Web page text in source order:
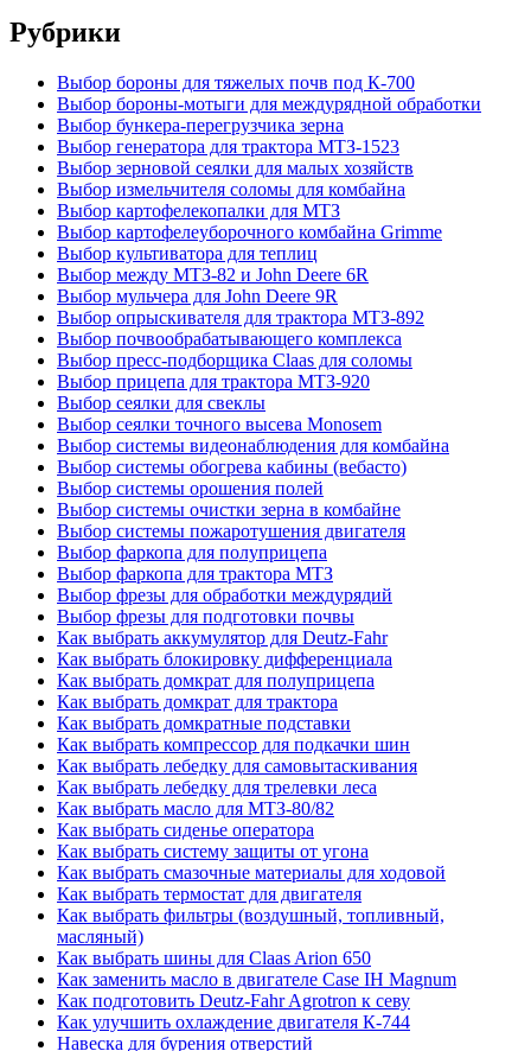
Рубрики
Выбор бороны для тяжелых почв под К-700
Выбор бороны-мотыги для междурядной обработки
Выбор бункера-перегрузчика зерна
Выбор генератора для трактора МТЗ-1523
Выбор зерновой сеялки для малых хозяйств
Выбор измельчителя соломы для комбайна
Выбор картофелекопалки для МТЗ
Выбор картофелеуборочного комбайна Grimme
Выбор культиватора для теплиц
Выбор между МТЗ-82 и John Deere 6R
Выбор мульчера для John Deere 9R
Выбор опрыскивателя для трактора МТЗ-892
Выбор почвообрабатывающего комплекса
Выбор пресс-подборщика Claas для соломы
Выбор прицепа для трактора МТЗ-920
Выбор сеялки для свеклы
Выбор сеялки точного высева Monosem
Выбор системы видеонаблюдения для комбайна
Выбор системы обогрева кабины (вебасто)
Выбор системы орошения полей
Выбор системы очистки зерна в комбайне
Выбор системы пожаротушения двигателя
Выбор фаркопа для полуприцепа
Выбор фаркопа для трактора МТЗ
Выбор фрезы для обработки междурядий
Выбор фрезы для подготовки почвы
Как выбрать аккумулятор для Deutz-Fahr
Как выбрать блокировку дифференциала
Как выбрать домкрат для полуприцепа
Как выбрать домкрат для трактора
Как выбрать домкратные подставки
Как выбрать компрессор для подкачки шин
Как выбрать лебедку для самовытаскивания
Как выбрать лебедку для трелевки леса
Как выбрать масло для МТЗ-80/82
Как выбрать сиденье оператора
Как выбрать систему защиты от угона
Как выбрать смазочные материалы для ходовой
Как выбрать термостат для двигателя
Как выбрать фильтры (воздушный, топливный,
масляный)
Как выбрать шины для Claas Arion 650
Как заменить масло в двигателе Case IH Magnum
Как подготовить Deutz-Fahr Agrotron к севу
Как улучшить охлаждение двигателя К-744
Навеска для бурения отверстий